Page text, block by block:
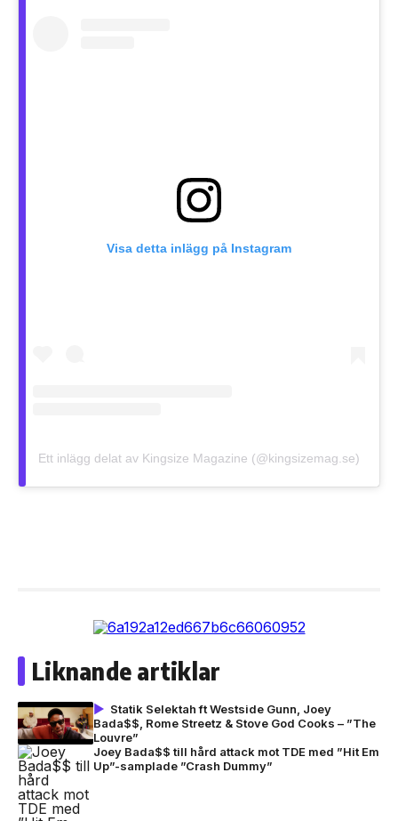
Visa detta inlägg på Instagram
Ett inlägg delat av Kingsize Magazine (@kingsizemag.se)
Liknande artiklar
Statik Selektah ft Westside Gunn, Joey
Bada$$, Rome Streetz & Stove God Cooks – ”The
Louvre”
Joey Bada$$ till hård attack mot TDE med ”Hit Em
Up”-samplade ”Crash Dummy”